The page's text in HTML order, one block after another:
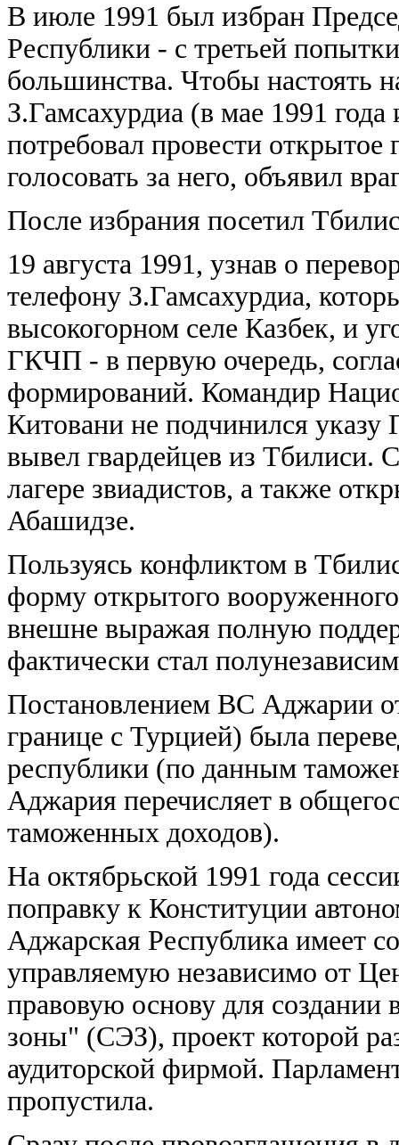
В июле 1991 был избран
Республики - с третьей
большинства. Чтобы настоять
З.Гамсахурдиа (в мае 1991
потребовал провести открытое
голосовать за него, объявил
После избрания посетил
19 августа 1991, узнав о
телефону З.Гамсахурдиа,
высокогорном селе Казбек, и
ГКЧП - в первую очередь,
формирований. Командир
Китовани не подчинился указу
вывел гвардейцев из Тбилиси.
лагере звиадистов, а также
Абашидзе.
Пользуясь конфликтом в
форму открытого
внешне выражая полную
фактически стал
Постановлением ВС Аджарии
границе с Турцией) была
республики (по данным
Аджария перечисляет в
таможенных доходов).
На октябрьской 1991 года
поправку к Конституции
Аджарская Республика имеет
управляемую независимо от
правовую основу для
зоны" (СЭЗ), проект которой
аудиторской фирмой.
пропустила.